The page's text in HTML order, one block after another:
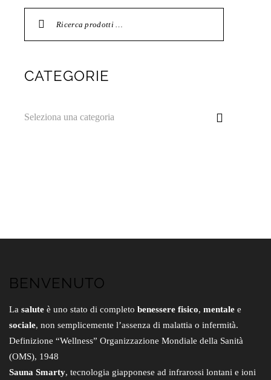
CATEGORIE
Seleziona una categoria
BENVENUTO
La salute è uno stato di completo benessere fisico, mentale e
sociale, non semplicemente l’assenza di malattia o infermità.
Definizione “Wellness” Organizzazione Mondiale della Sanità
(OMS), 1948
Sauna Smarty, tecnologia giapponese ad infrarossi lontani e ioni